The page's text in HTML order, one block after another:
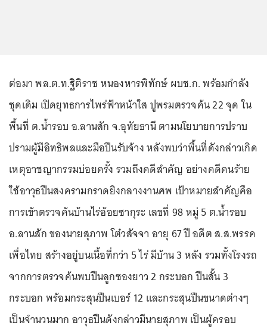
ต่อมา พล.ต.ท.ฐิติราช หนองหารพิทักษ์ ผบช.ก. พร้อมกำลัง
ชุดเดิม เปิดยุทธการไพร่ฟ้าหน้าใส ปูพรมตรวจค้น 22 จุด ใน
พื้นที่ ต.น้ำรอบ อ.ลานสัก จ.อุทัยธานี ตามนโยบายการปราบ
ปรามผู้มีอิทธิพลและมือปืนรับจ้าง หลังพบว่าพื้นที่ดังกล่าวเกิด
เหตุอาชญากรรมบ่อยครั้ง รวมถึงคดีสำคัญ อย่างคดีคนร้าย
ใช้อาวุธปืนสงครามกราดยิงกลางงานศพ เป้าหมายสำคัญคือ
การเข้าตรวจค้นบ้านไร่อ้อยซากุระ เลขที่ 98 หมู่ 5 ต.น้ำรอบ
อ.ลานสัก ของนายสุภาพ โต๋วสัจจา อายุ 67 ปี อดีต ส.ส.พรรค
เพื่อไทย สร้างอยู่บนเนื้อที่กว่า 5 ไร่ มีบ้าน 3 หลัง รวมทั้งโรงรถ
จากการตรวจค้นพบปืนลูกซองยาว 2 กระบอก ปืนสั้น 3
กระบอก พร้อมกระสุนปืนเบอร์ 12 และกระสุนปืนขนาดต่างๆ
เป็นจำนวนมาก อาวุธปืนดังกล่าวมีนายสุภาพ เป็นผู้ครอบ